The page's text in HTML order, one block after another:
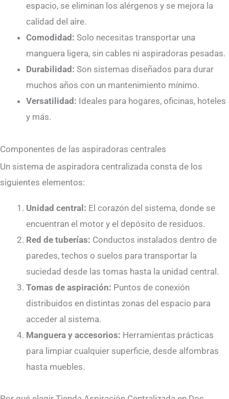
espacio, se eliminan los alérgenos y se mejora la
calidad del aire.
Comodidad: Solo necesitas transportar una
manguera ligera, sin cables ni aspiradoras pesadas.
Durabilidad: Son sistemas diseñados para durar
muchos años con un mantenimiento mínimo.
Versatilidad: Ideales para hogares, oficinas, hoteles
y más.
Componentes de las aspiradoras centrales
Un sistema de aspiradora centralizada consta de los
siguientes elementos:
Unidad central: El corazón del sistema, donde se
encuentran el motor y el depósito de residuos.
Red de tuberías: Conductos instalados dentro de
paredes, techos o suelos para transportar la
suciedad desde las tomas hasta la unidad central.
Tomas de aspiración: Puntos de conexión
distribuidos en distintas zonas del espacio para
acceder al sistema.
Manguera y accesorios: Herramientas prácticas
para limpiar cualquier superficie, desde alfombras
hasta muebles.